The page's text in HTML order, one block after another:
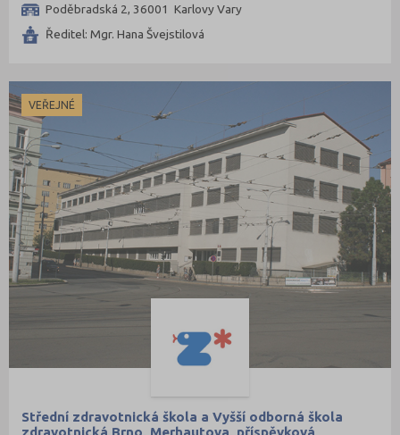
Poděbradská 2, 36001 Karlovy Vary
Ředitel: Mgr. Hana Švejstilová
VEŘEJNÉ
Střední zdravotnická škola a Vyšší odborná škola
zdravotnická Brno, Merhautova, příspěvková